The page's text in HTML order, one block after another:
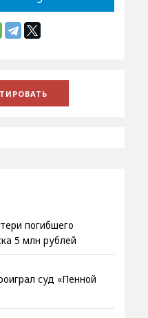
погибшего
5 млн рублей
суд «Пенной